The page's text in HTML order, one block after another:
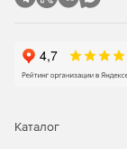
серверов
Каталог